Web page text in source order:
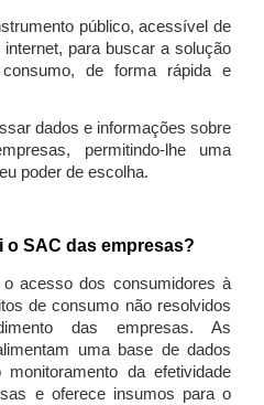
público, acessível de
para buscar a solução
de forma rápida e
dados e informações sobre
permitindo-lhe uma
poder de escolha.
SAC das empresas?
acesso dos consumidores à
de consumo não resolvidos
das empresas. As
uma base de dados
da efetividade
e oferece insumos para o